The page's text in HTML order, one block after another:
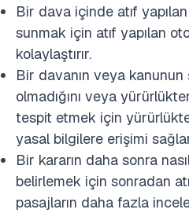
Bir dava içinde atıf
sunmak için atıf yapılan
kolaylaştırır.
Bir davanın veya
olmadığını veya yürürlükten
tespit etmek için
yasal bilgilere erişimi
Bir kararın daha sonra
belirlemek için sonradan
pasajların daha fazla